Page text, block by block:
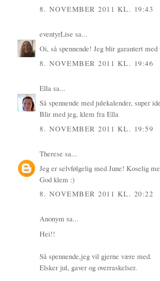
8. NOVEMBER 2011 KL. 19:43
eventyrLise sa...
Oi, så spennende! Jeg blir garantert med
8. NOVEMBER 2011 KL. 19:46
Ella sa...
Så spennende med julekalender, super
Blir med jeg, klem fra Ella
8. NOVEMBER 2011 KL. 19:59
Therese sa...
Jeg er selvfølgelig med June! Koselig
God klem :)
8. NOVEMBER 2011 KL. 20:22
Anonym sa...
Hei!!
Så spennende,jeg vil gjerne være med.
Elsker jul, gaver og overraskelser.